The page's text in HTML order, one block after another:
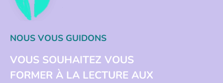
NOUS VOUS GUIDONS
VOUS SOUHAITEZ VOUS
FORMER À LA LECTURE AUX